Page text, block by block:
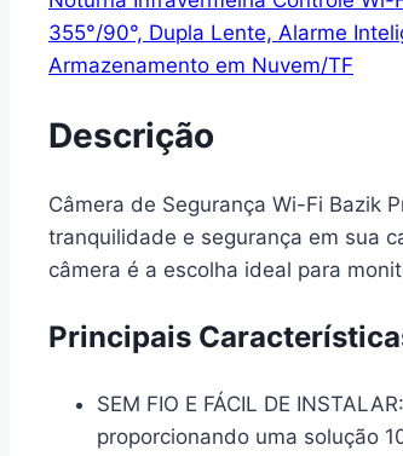
Descrição
Câmera de Segurança Wi-Fi Bazik
tranquilidade e segurança em sua
câmera é a escolha ideal para
Principais
SEM FIO E FÁCIL DE INSTALAR:
proporcionando uma solução